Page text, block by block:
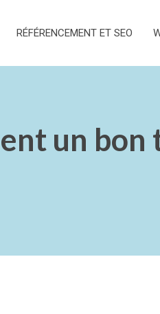
RÉFÉRENCEMENT ET SEO
un